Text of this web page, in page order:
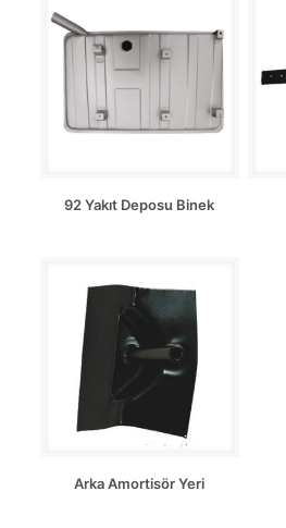
92 Yakıt Deposu Binek
Arka Amortisör Yeri